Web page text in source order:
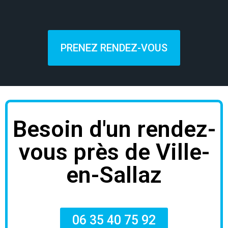
PRENEZ RENDEZ-VOUS
Besoin d'un rendez-
vous près de Ville-
en-Sallaz
06 35 40 75 92